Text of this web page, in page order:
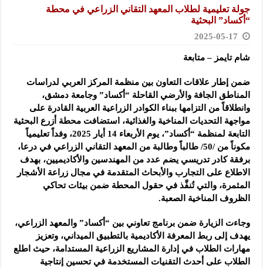
جولة تعليمية لطلاب المعهد التقاني الزراعي في محطة
“أكساد” البحثية
2025-05-17
شام تايمز – متابعة
ضمن إطار علاقات التعاون بين منظمة المركز العربي لدراسات
المناطق الجافة والأرضي القاحلة “أكساد” وجامعة دمشق،
وانطلاقاً من التزامها ببناء الكوادر الزراعية العربية القادرة على
مواجهة التحديات المناخية والغذائية، استضافت محطة أزرع البحثية
التابعة لمنظمة “أكساد”، يوم الأربعاء 14 أيار 2025، وفداً تعليمياً
مكوناً من /50/ طالباً وطالبة من المعهد التقاني الزراعي في درعا،
برفقة كادر تدريسي يضم عدد من المهندسين والأكاديميين، بهدف
الاطلاع على التجارب والأبحاث المتقدمة في مجال زراعة الأشجار
المثمرة، والتي تُنفَّذ في حقول المحطة ضمن بيئات تحاكي
الظروف المناخية الصعبة.
وجاءت الزيارة ضمن برنامج تعاوني بين “أكساد” والمعهد الزراعي،
يهدف إلى ربط المعرفة الأكاديمية بالتطبيق الميداني، وتعزيز
مهارات الطلاب في إدارة المشاريع الزراعية المستدامة، حيث اطلع
الطلاب على أحدث التقنيات المستخدمة في تحسين إنتاجية